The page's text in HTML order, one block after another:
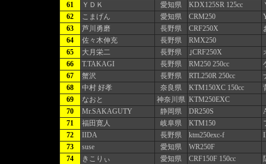
61
ＹＤＫ 愛知県 KDX125SR 125cc
62
こまげん 愛知県 CRM250
63
芦川勇磨 長野県 CRF250X
64
佐々木伸充 長野県 RMX250
65
大月栄二 長野県 ｣CRF250X
66
T.TAKAGI 長野県 RM250 250cc
67
蟹沢 長野県 RTL250R 250cc
68
中村 好孝 奈良県 KTM150XC 150cc
69
なおと 神奈川県 KTM250EXC
70
Mr.SAKAGUTY 静岡県 DR250S
71
福田寛人 岐阜県 KTM150
72
IIDA 長野県 ktm250exc-f
73
suse 愛知県
WR250F
74
きこりぃ 愛知県 CRF150F 150cc